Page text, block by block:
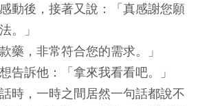
動後，接著又說：「真感謝您願
。」
藥，非常符合您的需求。」
告訴他：「拿來我看看吧。」
時，一時之間居然一句話都說不